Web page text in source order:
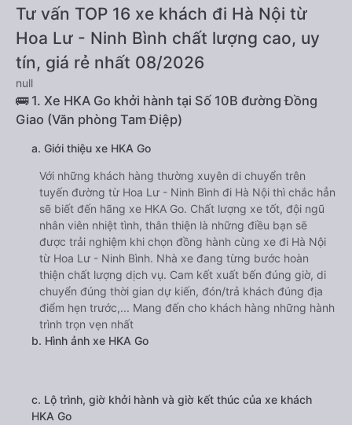
Tư vấn TOP 16 xe khách đi Hà Nội từ
Hoa Lư - Ninh Bình chất lượng cao, uy
tín, giá rẻ nhất 08/2026
null
🚌 1. Xe HKA Go khởi hành tại Số 10B đường Đồng
Giao (Văn phòng Tam Điệp)
a. Giới thiệu xe HKA Go
Với những khách hàng thường xuyên di chuyển trên
tuyến đường từ Hoa Lư - Ninh Bình đi Hà Nội thì chắc hẳn
sẽ biết đến hãng xe HKA Go. Chất lượng xe tốt, đội ngũ
nhân viên nhiệt tình, thân thiện là những điều bạn sẽ
được trải nghiệm khi chọn đồng hành cùng xe đi Hà Nội
từ Hoa Lư - Ninh Bình. Nhà xe đang từng bước hoàn
thiện chất lượng dịch vụ. Cam kết xuất bến đúng giờ, di
chuyển đúng thời gian dự kiến, đón/trả khách đúng địa
điểm hẹn trước,... Mang đến cho khách hàng những hành
trình trọn vẹn nhất
b. Hình ảnh xe HKA Go
c. Lộ trình, giờ khởi hành và giờ kết thúc của xe khách
HKA Go